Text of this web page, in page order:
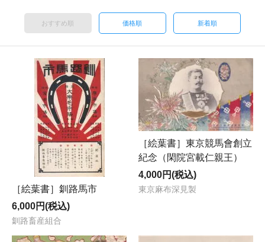
おすすめ順 価格順 新着順
［絵葉書］釧路馬市
6,000円(税込)
釧路畜産組合
［絵葉書］東京競馬會創立
紀念（閑院宮載仁親王）
4,000円(税込)
東京麻布深見製